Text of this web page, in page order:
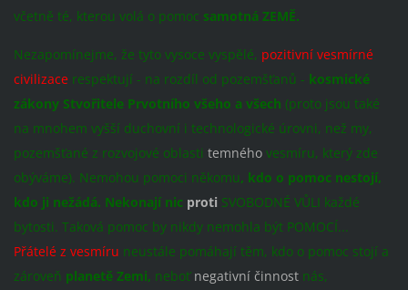
včetně té, kterou volá o pomoc samotná ZEMĚ.
Nezapomínejme, že tyto vysoce vyspělé, pozitivní vesmírné
civilizacerespektují - na rozdíl od pozemšťanů - kosmické
zákony Stvořitele Prvotního všeho a všech (proto jsou také
na mnohem vyšší duchovní i technologické úrovni, než my,
pozemšťané z rozvojové oblasti temnéhovesmíru, který zde
obýváme). Nemohou pomoci někomu, kdo o pomoc nestojí,
kdo ji nežádá. Nekonají nic proti SVOBODNÉ VŮLI každé
bytosti. Taková pomoc by nikdy nemohla být POMOCÍ...
Přátelé z vesmíru neustále pomáhají těm, kdo o pomoc stojí a
zároveň planetě Zemi, neboť negativní činnostnás,